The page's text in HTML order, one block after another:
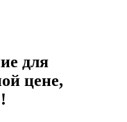
для
цене,